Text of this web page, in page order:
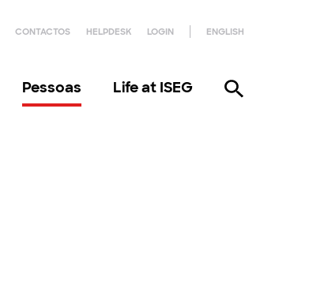
CONTACTOS HELPDESK LOGIN ENGLISH
Pessoas Life at ISEG